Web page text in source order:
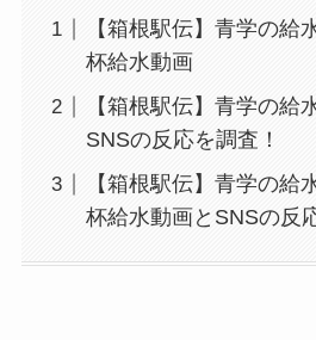
【箱根駅伝】青学の給
杯給水動画
【箱根駅伝】青学の給
SNSの反応を調査！
【箱根駅伝】青学の給
杯給水動画とSNSの反